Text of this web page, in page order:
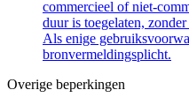
commercieel of niet-
duur is toegelaten,
Als enige
bronvermeldingsplicht.
Overige beperkingen